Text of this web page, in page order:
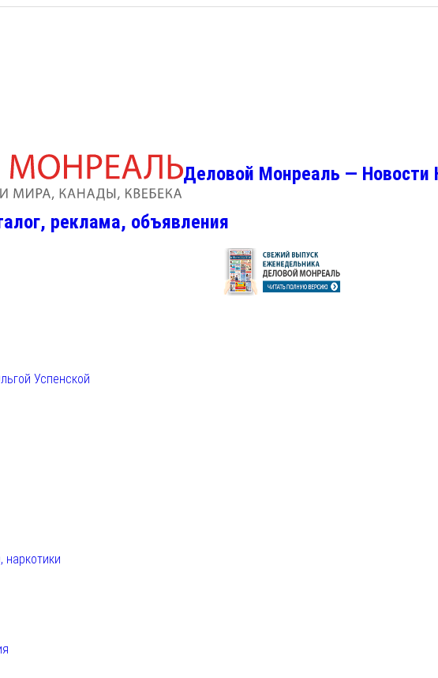
Деловой Монреаль —
реклама, объявления
Успенской
наркотики